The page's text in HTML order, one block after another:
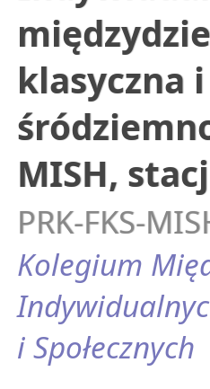
klasyczna
MISH,
PRK-FKS-
Kolegium
i Społecznych